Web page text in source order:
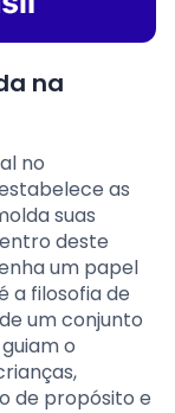
na
no
as
suas
deste
um papel
a filosofia de
um conjunto
o
de propósito e